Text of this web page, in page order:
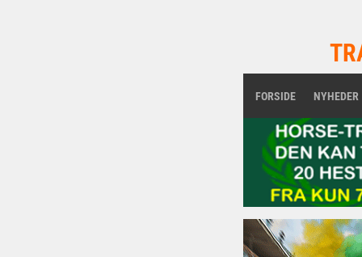
FORSIDE NYHEDER